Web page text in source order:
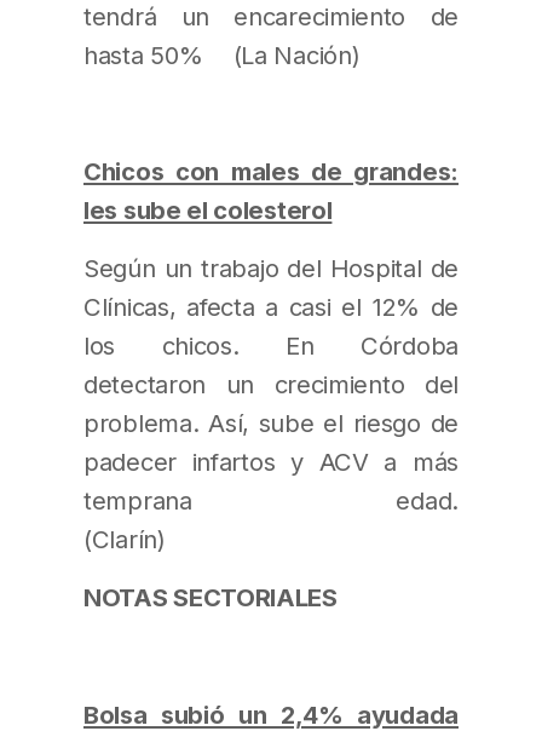
tendrá un encarecimiento de
hasta 50% (La Nación)
Chicos con males de grandes:
les sube el colesterol
Según un trabajo del Hospital de
Clínicas, afecta a casi el 12% de
los chicos. En Córdoba
detectaron un crecimiento del
problema. Así, sube el riesgo de
padecer infartos y ACV a más
temprana edad.
NOTAS SECTORIALES
Bolsa subió un 2,4% ayudada